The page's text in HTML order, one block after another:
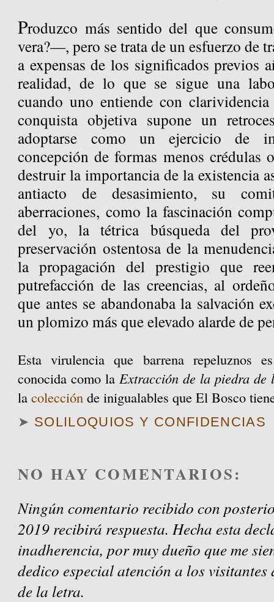
Produzco más sentido del que
vera?—, pero se trata de un esfuerzo de
a expensas de los significados previos
realidad, de lo que se sigue una
cuando uno entiende con
conquista objetiva supone un
adoptarse como un ejercicio de
concepción de formas menos crédulas
destruir la importancia de la existencia
antiacto de desasimiento, su
aberraciones, como la fascinación
del yo, la tétrica búsqueda del
preservación ostentosa de la
la propagación del prestigio que
putrefacción de las creencias, al
que antes se abandonaba la salvación
un plomizo más que elevado alarde de
Esta virulencia que barrena repeluznos
conocida como la Extracción de la piedra
lacolección de inigualables que El Bosco
➤ SOLILOQUIOS Y CONFIDENCIAS
NO HAY COMENTARIOS:
Ningún comentario recibido con
2019 recibirá respuesta. Hecha esta
inadherencia, por muy dueño que me
dedico especial atención a los
de la letra.